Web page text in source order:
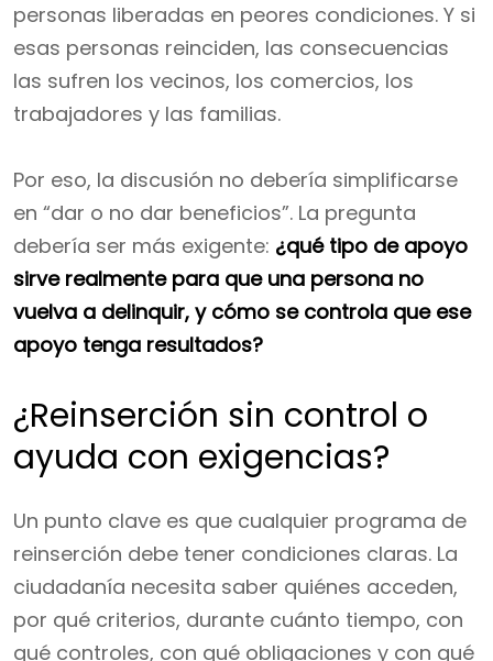
personas liberadas en peores condiciones. Y si
esas personas reinciden, las consecuencias
las sufren los vecinos, los comercios, los
trabajadores y las familias.
Por eso, la discusión no debería simplificarse
en “dar o no dar beneficios”. La pregunta
debería ser más exigente: ¿qué tipo de apoyo
sirve realmente para que una persona no
vuelva a delinquir, y cómo se controla que ese
apoyo tenga resultados?
¿Reinserción sin control o
ayuda con exigencias?
Un punto clave es que cualquier programa de
reinserción debe tener condiciones claras. La
ciudadanía necesita saber quiénes acceden,
por qué criterios, durante cuánto tiempo, con
qué controles, con qué obligaciones y con qué